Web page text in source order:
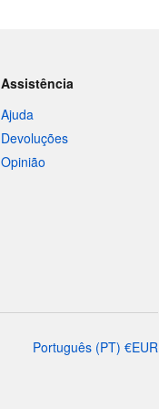
Assistência
Ajuda
Devoluções
Opinião
Português (PT) €EUR